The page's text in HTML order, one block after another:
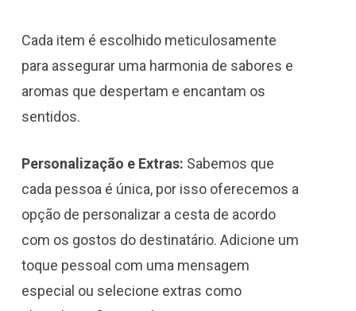
Cada item é escolhido meticulosamente
para assegurar uma harmonia de sabores e
aromas que despertam e encantam os
sentidos.
Personalização e Extras: Sabemos que
cada pessoa é única, por isso oferecemos a
opção de personalizar a cesta de acordo
com os gostos do destinatário. Adicione um
toque pessoal com uma mensagem
especial ou selecione extras como